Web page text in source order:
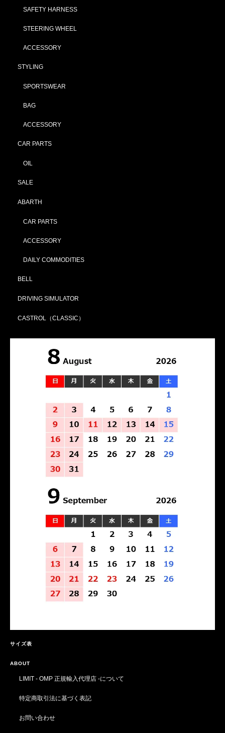
SAFETY HARNESS
STEERING WHEEL
ACCESSORY
STYLING
SPORTSWEAR
BAG
ACCESSORY
CAR PARTS
OIL
SALE
ABARTH
CAR PARTS
ACCESSORY
DAILY COMMODITIES
BELL
DRIVING SIMULATOR
CASTROL（CLASSIC）
サイズ表
ABOUT
LIMIT - OMP 正規輸入代理店 -について
特定商取引法に基づく表記
お問い合わせ